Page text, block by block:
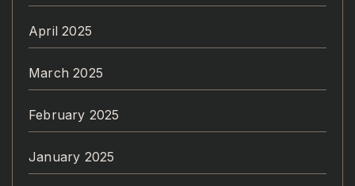
April 2025
March 2025
February 2025
January 2025